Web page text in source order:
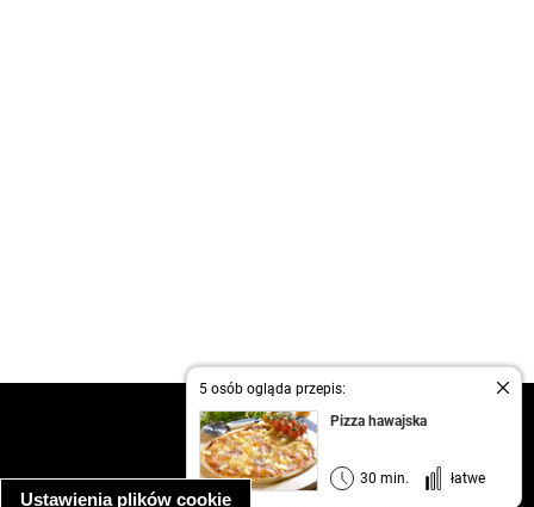
Ustawienia plików cookie
5 osób ogląda przepis:
Pizza hawajska
30 min. łatwe
kontakt
regulamin
informacja o prywatności